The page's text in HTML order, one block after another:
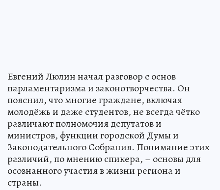
Евгений Люлин начал разговор с основ
парламентаризма и законотворчества. Он
пояснил, что многие граждане, включая
молодёжь и даже студентов, не всегда чётко
различают полномочия депутатов и
министров, функции городской Думы и
Законодательного Собрания. Понимание этих
различий, по мнению спикера, – основы для
осознанного участия в жизни региона и
страны.